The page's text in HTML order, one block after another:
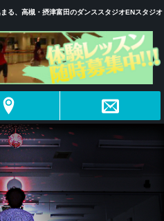
る、高槻・摂津富田のダンススタジオENスタジオ